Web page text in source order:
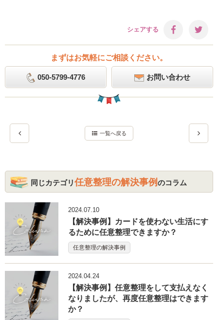
シェアする
まずはお気軽にご相談ください。
050-5799-4776 お問い合わせ
一覧へ戻る
同じカテゴリ任意整理の解決事例のコラム
2024.07.10
【解決事例】カードを使わない生活にす
るために任意整理できますか？
任意整理の解決事例
2024.04.24
【解決事例】任意整理をして支払えなく
なりましたが、再度任意整理はできます
か？